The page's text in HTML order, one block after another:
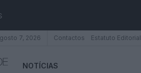
7, 2026 Contactos Estatuto Editorial
NOTÍCIAS